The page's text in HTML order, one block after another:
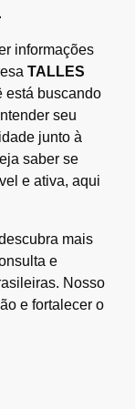
informações
TALLES
está buscando
seu
junto à
saber se
e ativa, aqui
mais
e
Nosso
e fortalecer o